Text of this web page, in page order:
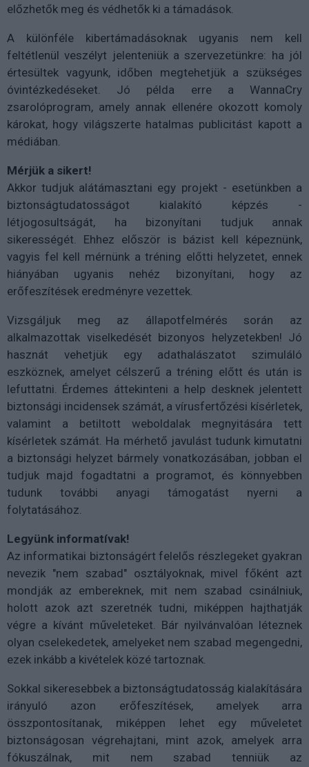
előzhetők meg és védhetők ki a támadások.
A különféle kibertámadásoknak ugyanis nem kell
feltétlenül veszélyt jelenteniük a szervezetünkre: ha jól
értesültek vagyunk, időben megtehetjük a szükséges
óvintézkedéseket. Jó példa erre a WannaCry
zsarolóprogram, amely annak ellenére okozott komoly
károkat, hogy világszerte hatalmas publicitást kapott a
médiában.
Mérjük a sikert!
Akkor tudjuk alátámasztani egy projekt - esetünkben a
biztonságtudatosságot kialakító képzés -
létjogosultságát, ha bizonyítani tudjuk annak
sikerességét. Ehhez először is bázist kell képeznünk,
vagyis fel kell mérnünk a tréning előtti helyzetet, ennek
hiányában ugyanis nehéz bizonyítani, hogy az
erőfeszítések eredményre vezettek.
Vizsgáljuk meg az állapotfelmérés során az
alkalmazottak viselkedését bizonyos helyzetekben! Jó
hasznát vehetjük egy adathalászatot szimuláló
eszköznek, amelyet célszerű a tréning előtt és után is
lefuttatni. Érdemes áttekinteni a help desknek jelentett
biztonsági incidensek számát, a vírusfertőzési kísérletek,
valamint a betiltott weboldalak megnyitására tett
kísérletek számát. Ha mérhető javulást tudunk kimutatni
a biztonsági helyzet bármely vonatkozásában, jobban el
tudjuk majd fogadtatni a programot, és könnyebben
tudunk további anyagi támogatást nyerni a
folytatásához.
Legyünk informatívak!
Az informatikai biztonságért felelős részlegeket gyakran
nevezik "nem szabad" osztályoknak, mivel főként azt
mondják az embereknek, mit nem szabad csinálniuk,
holott azok azt szeretnék tudni, miképpen hajthatják
végre a kívánt műveleteket. Bár nyilvánvalóan léteznek
olyan cselekedetek, amelyeket nem szabad megengedni,
ezek inkább a kivételek közé tartoznak.
Sokkal sikeresebbek a biztonságtudatosság kialakítására
irányuló azon erőfeszítések, amelyek arra
összpontosítanak, miképpen lehet egy műveletet
biztonságosan végrehajtani, mint azok, amelyek arra
fókuszálnak, mit nem szabad tenniük az